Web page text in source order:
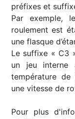
préfixes et
Par exemple,
roulement est
une flasque
Le suffixe « C3
un jeu interne
température de
une vitesse de
Pour plus